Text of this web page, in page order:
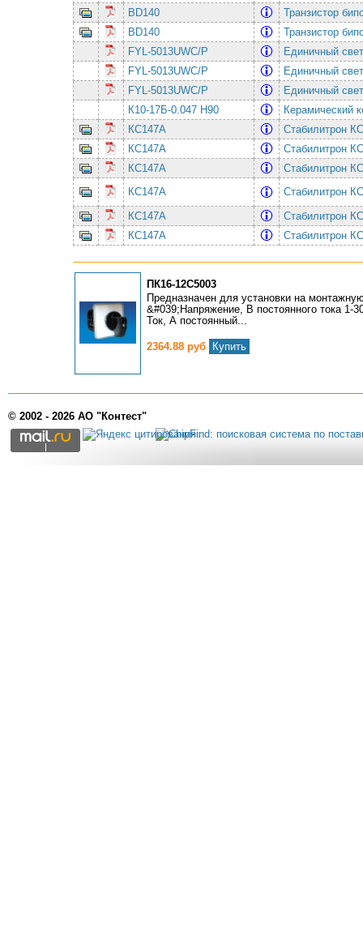
BD140
Транзистор
BD140
Транзистор
FYL-5013UWC/P
Единичный
FYL-5013UWC/P
Единичный
FYL-5013UWC/P
Единичный
К10-17Б-0.047 Н90
Керамический
КС147А
Стабилитрон
КС147А
Стабилитрон
КС147А
Стабилитрон
КС147А
Стабилитрон
КС147А
Стабилитрон
КС147А
Стабилитрон
ПК16-12С5003
Предназначен для установки на
&#039;Напряжение, В постоянного тока 1-
Ток, А постоянный...
2364.88 руб Купить
© 2002 - 2026 АО "Контест"